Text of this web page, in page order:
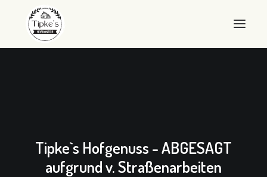
LANDEIS
Tipke`s Hofgenuss - ABGESAGT
aufgrund v. Straßenarbeiten